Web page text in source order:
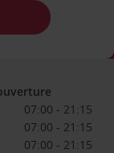
07:00 - 21:15
07:00 - 21:15
07:00 - 21:15